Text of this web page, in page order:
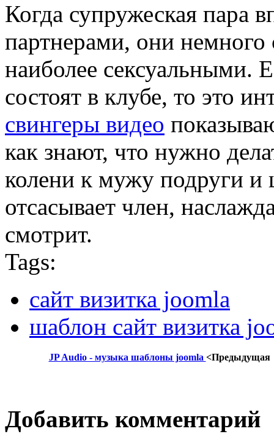
Когда супружеская пара
партнерами, они
наиболее сексуальными.
состоят в клубе, то это
свингеры видео
как знают, что нужно
колени к мужу подруги и
отсасывает член,
смотрит.
Tags:
сайт визитка joomla
шаблон сайт визитка
JP Audio - музыка шаблоны joomla <Предыдущая
Добавить комментарий